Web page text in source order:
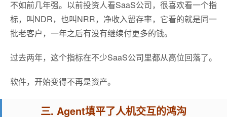
不如前几年强。以前投资人看SaaS公司，很喜欢看一个指
标，叫NDR，也叫NRR，净收入留存率，它看的就是同一
批老客户，一年之后有没有继续付更多的钱。
过去两年，这个指标在不少SaaS公司里都从高位回落了。
软件，开始变得不再是资产。
三. Agent填平了人机交互的鸿沟